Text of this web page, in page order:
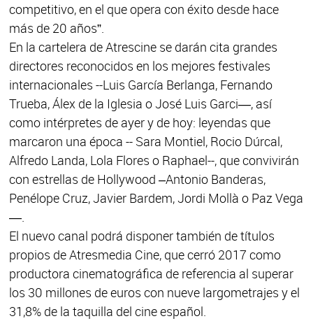
competitivo, en el que opera con éxito desde hace
más de 20 años”.
En la cartelera de Atrescine se darán cita grandes
directores reconocidos en los mejores festivales
internacionales --Luis García Berlanga, Fernando
Trueba, Álex de la Iglesia o José Luis Garci—, así
como intérpretes de ayer y de hoy: leyendas que
marcaron una época -- Sara Montiel, Rocio Dúrcal,
Alfredo Landa, Lola Flores o Raphael--, que convivirán
con estrellas de Hollywood –Antonio Banderas,
Penélope Cruz, Javier Bardem, Jordi Mollà o Paz Vega
—.
El nuevo canal podrá disponer también de títulos
propios de Atresmedia Cine, que cerró 2017 como
productora cinematográfica de referencia al superar
los 30 millones de euros con nueve largometrajes y el
31,8% de la taquilla del cine español.